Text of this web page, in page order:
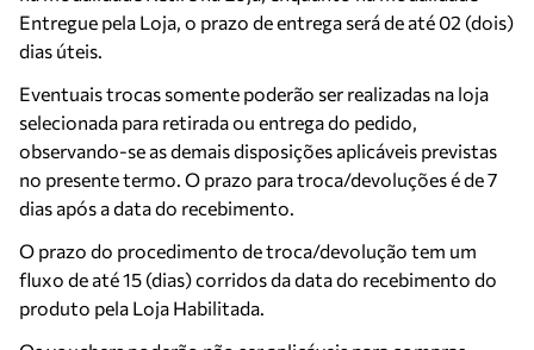
Entregue pela Loja, o prazo de entrega será de até 02 (dois)
dias úteis.
Eventuais trocas somente poderão ser realizadas na loja
selecionada para retirada ou entrega do pedido,
observando-se as demais disposições aplicáveis previstas
no presente termo. O prazo para troca/devoluções é de 7
dias após a data do recebimento.
O prazo do procedimento de troca/devolução tem um
fluxo de até 15 (dias) corridos da data do recebimento do
produto pela Loja Habilitada.